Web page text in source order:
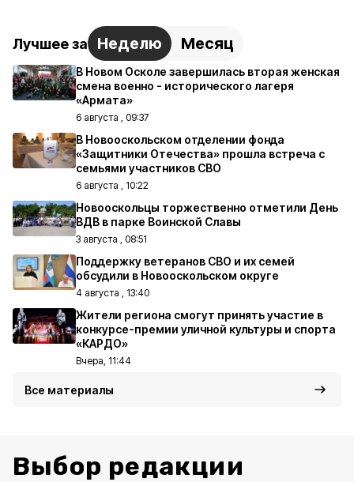
Лучшее за Неделю Месяц
В Новом Осколе завершилась вторая женская
смена военно - исторического лагеря
«Армата»
6 августа , 09:37
В Новооскольском отделении фонда
«Защитники Отечества» прошла встреча с
семьями участников СВО
6 августа , 10:22
Новооскольцы торжественно отметили День
ВДВ в парке Воинской Славы
3 августа , 08:51
Поддержку ветеранов СВО и их семей
обсудили в Новооскольском округе
4 августа , 13:40
Жители региона смогут принять участие в
конкурсе-премии уличной культуры и спорта
«КАРДО»
Вчера, 11:44
Все материалы
Выбор редакции